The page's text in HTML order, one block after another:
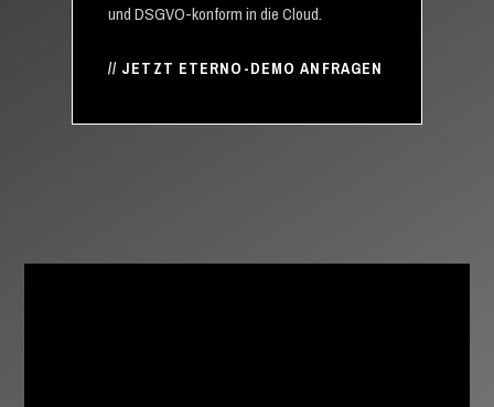
und DSGVO-konform in die Cloud.
JETZT ETERNO-DEMO ANFRAGEN